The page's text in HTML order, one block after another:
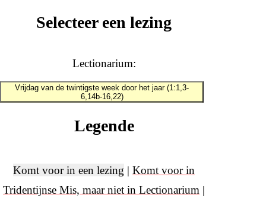
Selecteer een lezing
Lectionarium:
Vrijdag van de twintigste week door het jaar (1:1,3-
6,14b-16,22)
Legende
Komt voor in een lezing | Komt voor in
Tridentijnse Mis, maar niet in Lectionarium |